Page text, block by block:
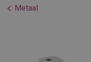
Metaal